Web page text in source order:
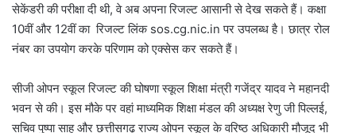
सेकेंडरी की परीक्षा दी थी, वे अब अपना रिजल्ट आसानी से देख सकते हैं। कक्षा
10वीं और 12वीं का रिजल्ट लिंक sos.cg.nic.in पर उपलब्ध है। छात्र रोल
नंबर का उपयोग करके परिणाम को एक्सेस कर सकते हैं।
सीजी ओपन स्कूल रिजल्ट की घोषणा स्कूल शिक्षा मंत्री गजेंद्र यादव ने महानदी
भवन से की। इस मौके पर वहां माध्यमिक शिक्षा मंडल की अध्यक्ष रेणु जी पिल्लई,
सचिव पुष्पा साहू और छत्तीसगढ़ राज्य ओपन स्कूल के वरिष्ठ अधिकारी मौजूद भी